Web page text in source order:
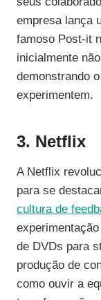
empresa lança
famoso Post-it
inicialmente
demonstrando
experimentem.
3. Netflix
A Netflix
para se
cultura de
de DVDs para
produção de
como ouvir a